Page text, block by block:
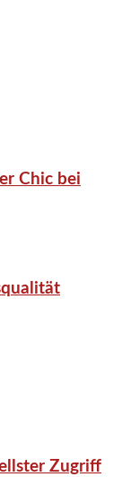
Chic bei
Zugriff